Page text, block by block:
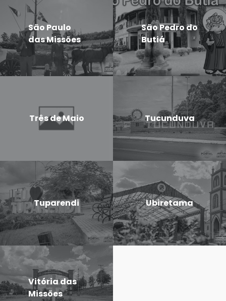
São Paulo
das Missões
São Pedro do
Butiá
Três de Maio Tucunduva
Tuparendi Ubiretama
Vitória das
Missões